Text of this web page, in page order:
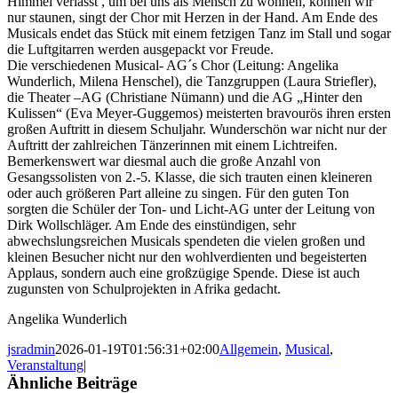
nur staunen, singt der Chor mit Herzen in der Hand. Am Ende des
Musicals endet das Stück mit einem fetzigen Tanz im Stall und sogar
die Luftgitarren werden ausgepackt vor Freude.
Die verschiedenen Musical- AG´s Chor (Leitung: Angelika
Wunderlich, Milena Henschel), die Tanzgruppen (Laura Striefler),
die Theater –AG (Christiane Nümann) und die AG „Hinter den
Kulissen“ (Eva Meyer-Guggemos) meisterten bravourös ihren ersten
großen Auftritt in diesem Schuljahr. Wunderschön war nicht nur der
Auftritt der zahlreichen Tänzerinnen mit einem Lichtreifen.
Bemerkenswert war diesmal auch die große Anzahl von
Gesangssolisten von 2.-5. Klasse, die sich trauten einen kleineren
oder auch größeren Part alleine zu singen. Für den guten Ton
sorgten die Schüler der Ton- und Licht-AG unter der Leitung von
Dirk Wollschläger. Am Ende des einstündigen, sehr
abwechslungsreichen Musicals spendeten die vielen großen und
kleinen Besucher nicht nur den wohlverdienten und begeisterten
Applaus, sondern auch eine großzügige Spende. Diese ist auch
zugunsten von Schulprojekten in Afrika gedacht.
Angelika Wunderlich
jsradmin2026-01-19T01:56:31+02:00Allgemein, Musical,
Veranstaltung|
Ähnliche Beiträge